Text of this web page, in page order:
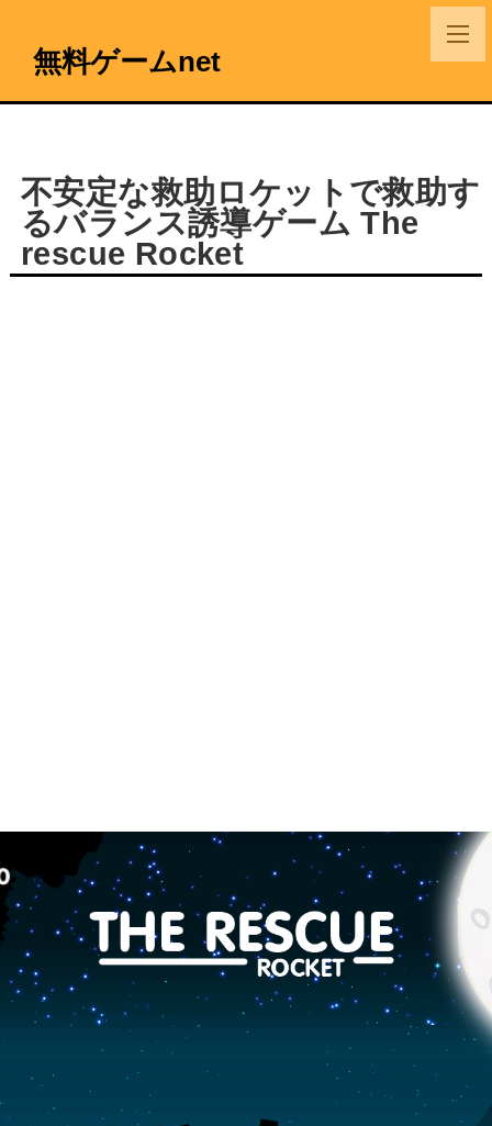
無料ゲームnet
不安定な救助ロケットで救助す
るバランス誘導ゲーム The
rescue Rocket